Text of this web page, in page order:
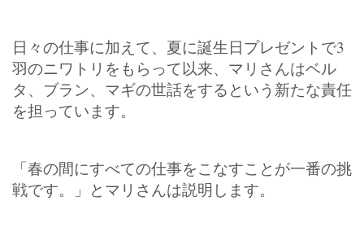
日々の仕事に加えて、夏に誕生日プレゼントで3
羽のニワトリをもらって以来、マリさんはベル
タ、ブラン、マギの世話をするという新たな責任
を担っています。
「春の間にすべての仕事をこなすことが一番の挑
戦です。」とマリさんは説明します。